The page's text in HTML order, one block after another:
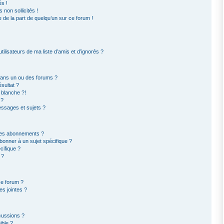
!
non sollicités !
la part de quelqu’un sur ce forum !
de ma liste d’amis et d’ignorés ?
un ou des forums ?
?
?!
et sujets ?
abonnements ?
à un sujet spécifique ?
?
?
forum ?
jointes ?
?